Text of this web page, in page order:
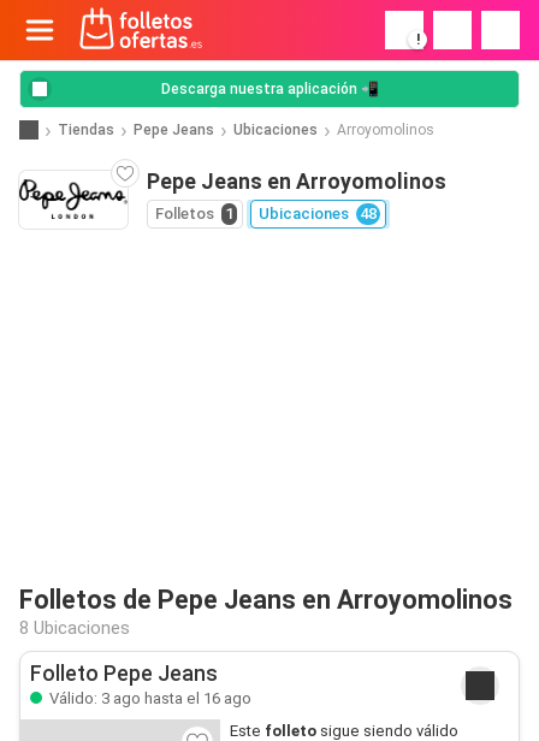
!
Descarga nuestra aplicación 📲
Tiendas Pepe Jeans Ubicaciones Arroyomolinos
Pepe Jeans en Arroyomolinos
Folletos 1 Ubicaciones 48
Folletos de Pepe Jeans en Arroyomolinos
8 Ubicaciones
Folleto Pepe Jeans
Válido: 3 ago hasta el 16 ago
Este folletosigue siendo válido